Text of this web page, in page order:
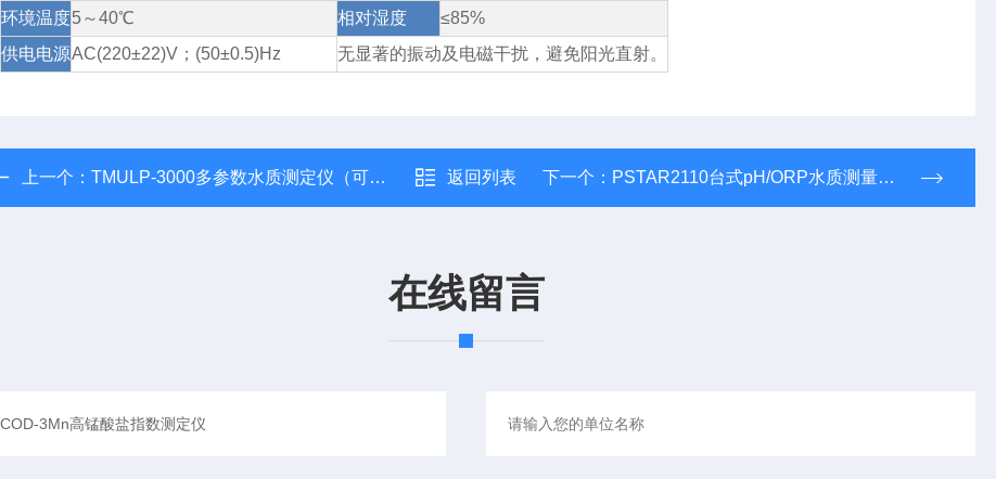
环境温度5～40℃ 相对湿度
≤85%
供电电源AC(220±22)V；(50±0.5)Hz 无显著的振动及电磁干扰，避免阳光直射。
上一个： TMULP-3000多参数水质测定仪（可定制） 返回列表 下一个： PSTAR2110台式pH/ORP水质测量仪（PH211）
在线留言